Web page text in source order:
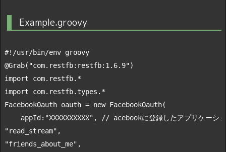
Example.groovy
#!/usr/bin/env groovy
@Grab( "com.restfb:restfb:1.6.9"
import
import com.restfb.types.*
FacebookOauth oauth = new
    appId
: "XXXXXXXXXX" ,
// acebookに登録したアプリケーシ
"read_stream"
"friends_about_me"